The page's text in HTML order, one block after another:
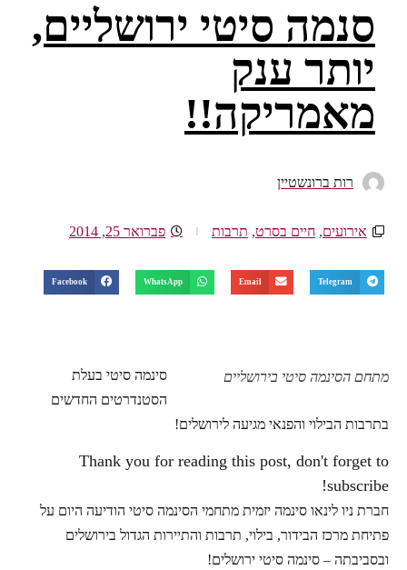
סנמה סיטי ירושליים,
יותר ענק
מאמריקה!!
רות ברונשטיין
אירועים, חיים בסרט, תרבות פברואר 25, 2014
Telegram
Email
WhatsApp
Facebook
מתחם הסינמה סיטי בירושליים
סינמה סיטי בעלת
הסטנדרטים החדשים
בתרבות הבילוי והפנאי מגיעה לירושלים!
Thank you for reading this post, don't forget to
subscribe!
חברת ניו לינאו סינמה יזמית מתחמי הסינמה סיטי הודיעה היום על
פתיחת מרכז הבידור, בילוי, תרבות והתיירות הגדול בירושלים
ובסביבתה – סינמה סיטי ירושלים!